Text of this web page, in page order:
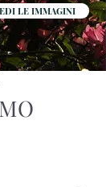
LE IMMAGINI